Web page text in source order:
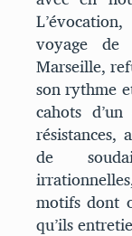
voyage de
Marseille,
son rythme
cahots
résistances,
de
motifs dont
qu’ils